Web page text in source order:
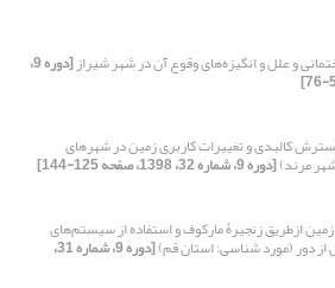
و علل و انگیزه‌های وقوع آن در شهر شیراز [دوره 9،
کالبدی و تغییرات کاربری زمین در شهرهای
مرند)[دوره 9، شماره 32، 1398، صفحه 125-144]
ازطریق زنجیرۀ مارکوف و استفاده از سیستم‌های
از دور (مورد شناسی: استان قم) [دوره 9، شماره 31،